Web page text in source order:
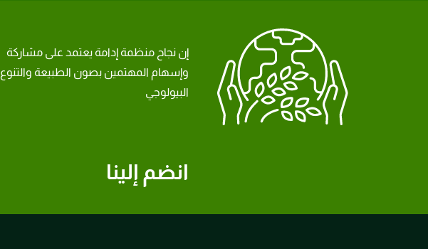
انضم إلينا
إن نجاح منظمة إدامة يعتمد على مشاركة
وإسهام المهتمين بصون الطبيعة والتنوع
البيولوجي